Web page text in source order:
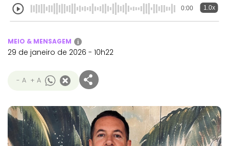
0:00 1.0x
MEIO & MENSAGEM i
29 de janeiro de 2026 - 10h22
- A + A